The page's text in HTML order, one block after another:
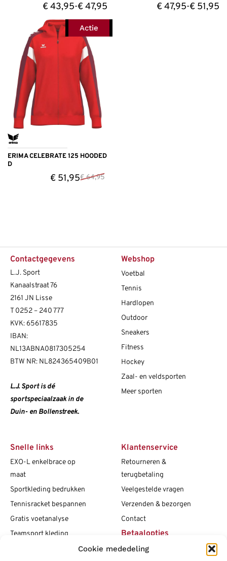
Cookie mededeling
€43,95-€47,95 €47,95-€ 51,95
Actie
ERIMA CELEBRATE 125 HOODED
D
€51,95€64,95
Contactgegevens
L.J. Sport
Kanaalstraat 76
2161 JN Lisse
T0252 – 240 777
KVK: 65617835
IBAN:
NL13ABNA0817305254
BTW NR: NL824365409B01
L.J. Sport is dé
sportspeciaalzaak in de
Duin- en Bollenstreek.
Webshop
Voetbal
Tennis
Hardlopen
Outdoor
Sneakers
Fitness
Hockey
Zaal- en veldsporten
Meer sporten
Snelle links
EXO-L enkelbrace op
maat
Sportkleding bedrukken
Tennisracket bespannen
Gratis voetanalyse
Teamsport kleding
Klantenservice
Retourneren &
terugbetaling
Veelgestelde vragen
Verzenden & bezorgen
Contact
Betaalopties